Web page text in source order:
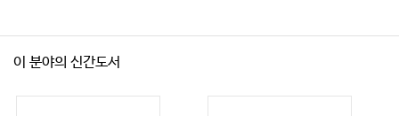
이 분야의 신간도서